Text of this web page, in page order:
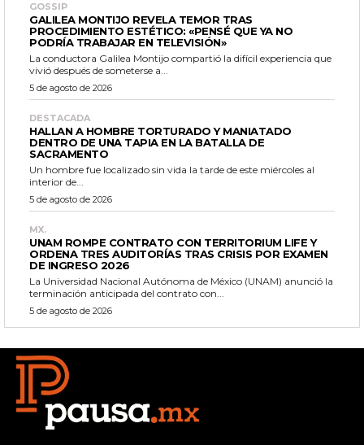
GOSSIP
GALILEA MONTIJO REVELA TEMOR TRAS
PROCEDIMIENTO ESTÉTICO: «PENSÉ QUE YA NO
PODRÍA TRABAJAR EN TELEVISIÓN»
La conductora Galilea Montijo compartió la difícil experiencia que
vivió después de someterse a...
5 de agosto de 2026
DESTACADA
HALLAN A HOMBRE TORTURADO Y MANIATADO
DENTRO DE UNA TAPIA EN LA BATALLA DE
SACRAMENTO
Un hombre fue localizado sin vida la tarde de este miércoles al
interior de...
5 de agosto de 2026
MX.
UNAM ROMPE CONTRATO CON TERRITORIUM LIFE Y
ORDENA TRES AUDITORÍAS TRAS CRISIS POR EXAMEN
DE INGRESO 2026
La Universidad Nacional Autónoma de México (UNAM) anunció la
terminación anticipada del contrato con...
5 de agosto de 2026